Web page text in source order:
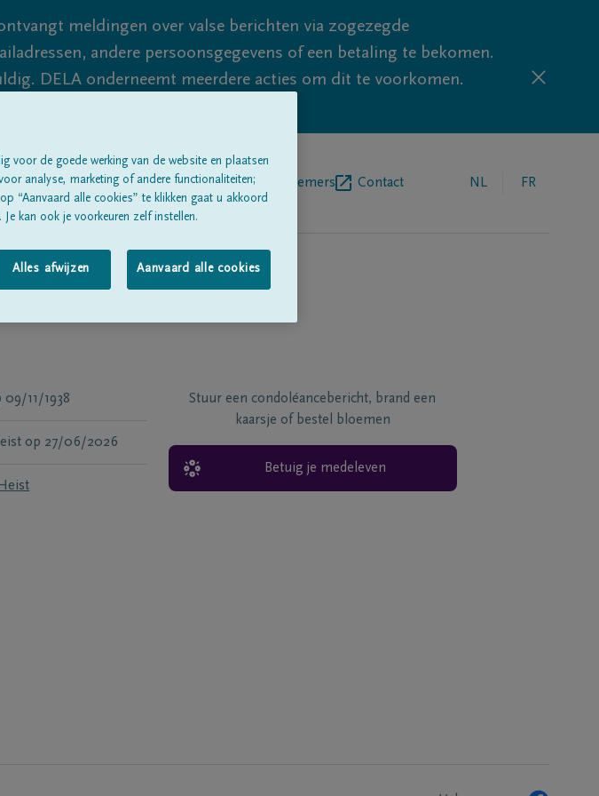
meldingen over valse berichten via zogezegde
andere persoonsgegevens of een betaling te bekomen.
DELA onderneemt meerdere acties om dit te voorkomen.
dus blijf waakzaam.
Alle rouwberichten Over onsBegrafenisondernemers Contact NL FR
09/11/1938
op 27/06/2026
Stuur een condoléancebericht, brand een
kaarsje of bestel bloemen
Betuig je medeleven
voor de goede werking van de website en plaatsen
analyse, marketing of andere functionaliteiten;
“Aanvaard alle cookies” te klikken gaat u akkoord
kan ook je voorkeuren zelf instellen.
Alles afwijzen Aanvaard alle cookies